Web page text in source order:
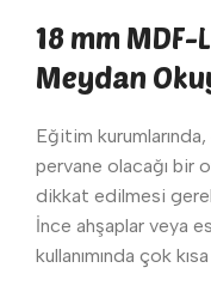
18 mm MDF-
Meydan
Eğitim
pervane olacağı bir
dikkat edilmesi
İnce ahşaplar veya
kullanımında çok